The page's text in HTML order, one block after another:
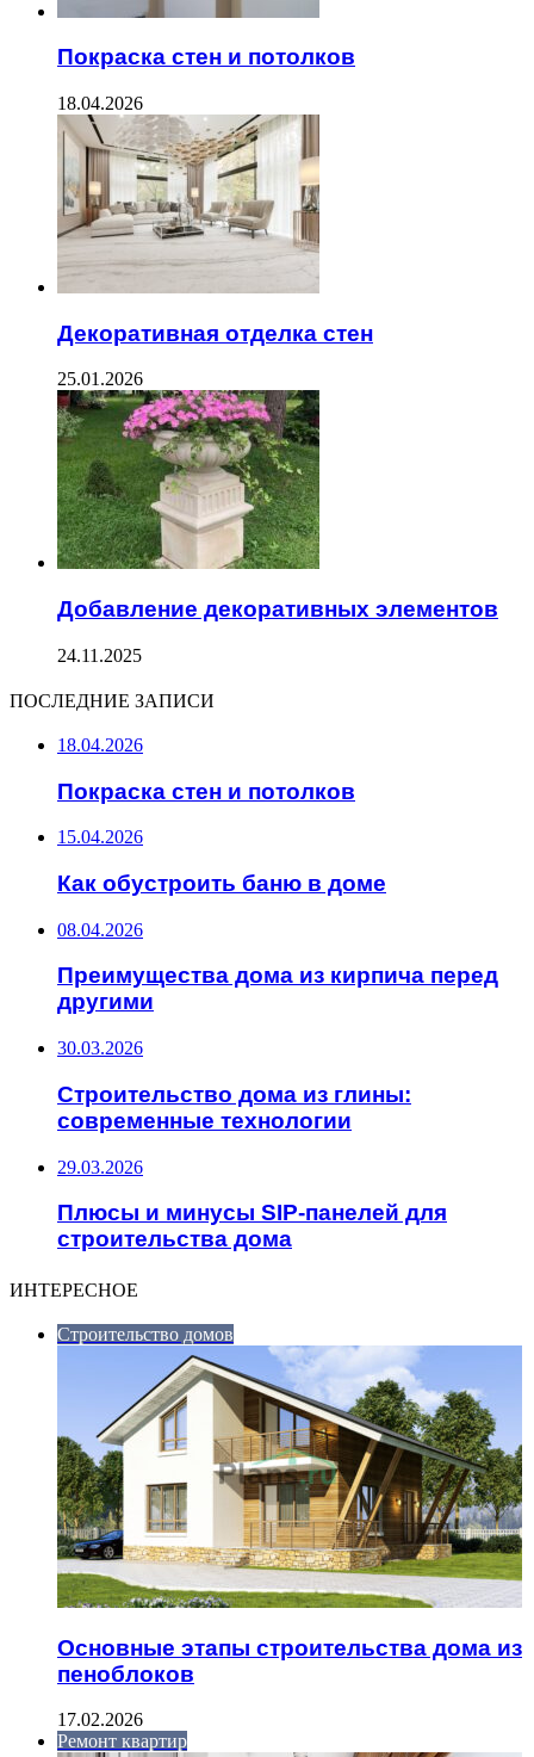
Покраска стен и потолков
18.04.2026
Декоративная отделка стен
25.01.2026
Добавление декоративных элементов
24.11.2025
ПОСЛЕДНИЕ ЗАПИСИ
18.04.2026
Покраска стен и потолков
15.04.2026
Как обустроить баню в доме
08.04.2026
Преимущества дома из кирпича перед
другими
30.03.2026
Строительство дома из глины:
современные технологии
29.03.2026
Плюсы и минусы SIP-панелей для
строительства дома
ИНТЕРЕСНОЕ
Строительство домов
Основные этапы строительства дома из
пеноблоков
17.02.2026
Ремонт квартир